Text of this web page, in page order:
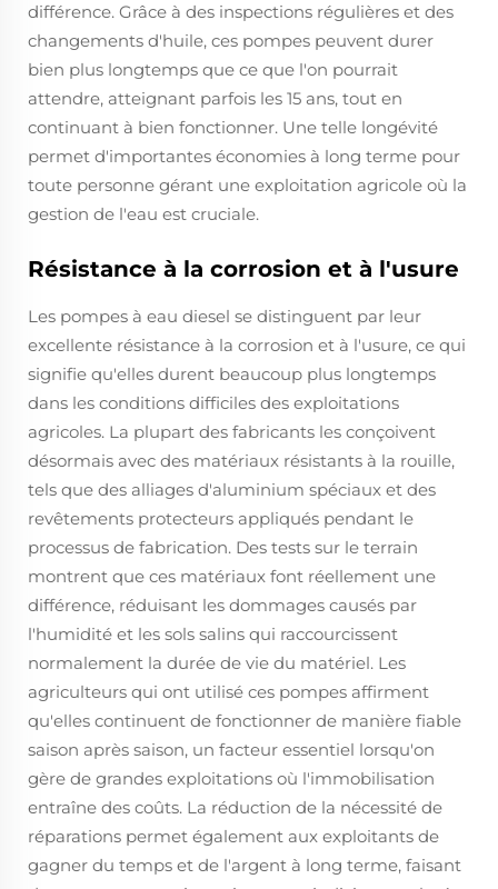
différence. Grâce à des inspections régulières et des
changements d'huile, ces pompes peuvent durer
bien plus longtemps que ce que l'on pourrait
attendre, atteignant parfois les 15 ans, tout en
continuant à bien fonctionner. Une telle longévité
permet d'importantes économies à long terme pour
toute personne gérant une exploitation agricole où la
gestion de l'eau est cruciale.
Résistance à la corrosion et à l'usure
Les pompes à eau diesel se distinguent par leur
excellente résistance à la corrosion et à l'usure, ce qui
signifie qu'elles durent beaucoup plus longtemps
dans les conditions difficiles des exploitations
agricoles. La plupart des fabricants les conçoivent
désormais avec des matériaux résistants à la rouille,
tels que des alliages d'aluminium spéciaux et des
revêtements protecteurs appliqués pendant le
processus de fabrication. Des tests sur le terrain
montrent que ces matériaux font réellement une
différence, réduisant les dommages causés par
l'humidité et les sols salins qui raccourcissent
normalement la durée de vie du matériel. Les
agriculteurs qui ont utilisé ces pompes affirment
qu'elles continuent de fonctionner de manière fiable
saison après saison, un facteur essentiel lorsqu'on
gère de grandes exploitations où l'immobilisation
entraîne des coûts. La réduction de la nécessité de
réparations permet également aux exploitants de
gagner du temps et de l'argent à long terme, faisant